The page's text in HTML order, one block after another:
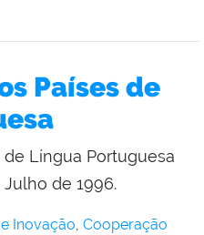
Países de
Língua Portuguesa
Julho de 1996.
Inovação, Cooperação